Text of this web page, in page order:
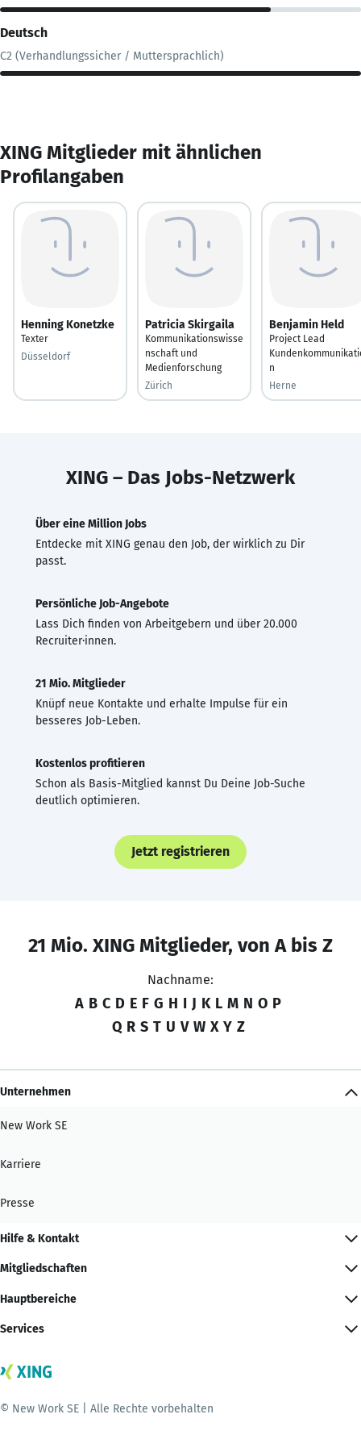
Deutsch
C2 (Verhandlungssicher / Muttersprachlich)
XING Mitglieder mit ähnlichen
Profilangaben
Henning Konetzke
Texter
Düsseldorf
Patricia Skirgaila
Kommunikationswisse
nschaft und
Medienforschung
Zürich
Benjamin Held
Project Lead
n
Herne
XING – Das Jobs-Netzwerk
Über eine Million Jobs
Entdecke mit XING genau den Job, der wirklich zu Dir
passt.
Persönliche Job-Angebote
Lass Dich finden von Arbeitgebern und über 20.000
Recruiter·innen.
21 Mio. Mitglieder
Knüpf neue Kontakte und erhalte Impulse für ein
besseres Job-Leben.
Kostenlos profitieren
Schon als Basis-Mitglied kannst Du Deine Job-Suche
deutlich optimieren.
Jetzt registrieren
21 Mio. XING Mitglieder, von A bis Z
Nachname:
A B C D E F G H I J K L M N O P
Q R S T U V W X Y Z
Unternehmen
New Work SE
Karriere
Presse
Hilfe & Kontakt
Mitgliedschaften
Hauptbereiche
Services
© New Work SE | Alle Rechte vorbehalten